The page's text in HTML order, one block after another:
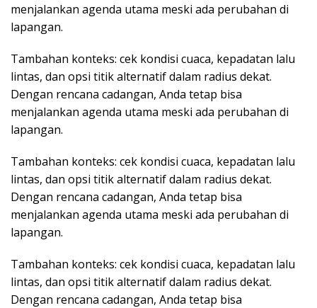
menjalankan agenda utama meski ada perubahan di
lapangan.
Tambahan konteks: cek kondisi cuaca, kepadatan lalu
lintas, dan opsi titik alternatif dalam radius dekat.
Dengan rencana cadangan, Anda tetap bisa
menjalankan agenda utama meski ada perubahan di
lapangan.
Tambahan konteks: cek kondisi cuaca, kepadatan lalu
lintas, dan opsi titik alternatif dalam radius dekat.
Dengan rencana cadangan, Anda tetap bisa
menjalankan agenda utama meski ada perubahan di
lapangan.
Tambahan konteks: cek kondisi cuaca, kepadatan lalu
lintas, dan opsi titik alternatif dalam radius dekat.
Dengan rencana cadangan, Anda tetap bisa